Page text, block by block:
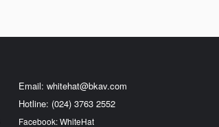
Email: whitehat@bkav.com
Hotline: (024) 3763 2552
Facebook: WhiteHat